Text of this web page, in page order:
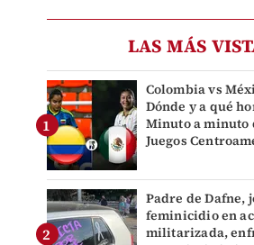
LAS MÁS
Colombia vs
Dónde y a qué
Minuto a minuto
Juegos
Padre de Dafne,
feminicidio en
militarizada,